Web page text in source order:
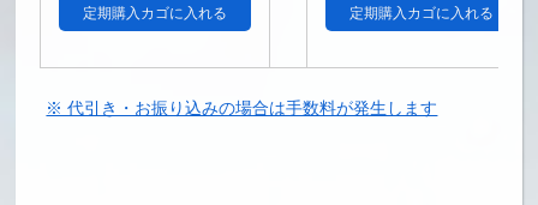
※ 代引き・お振り込みの場合は手数料が発生します